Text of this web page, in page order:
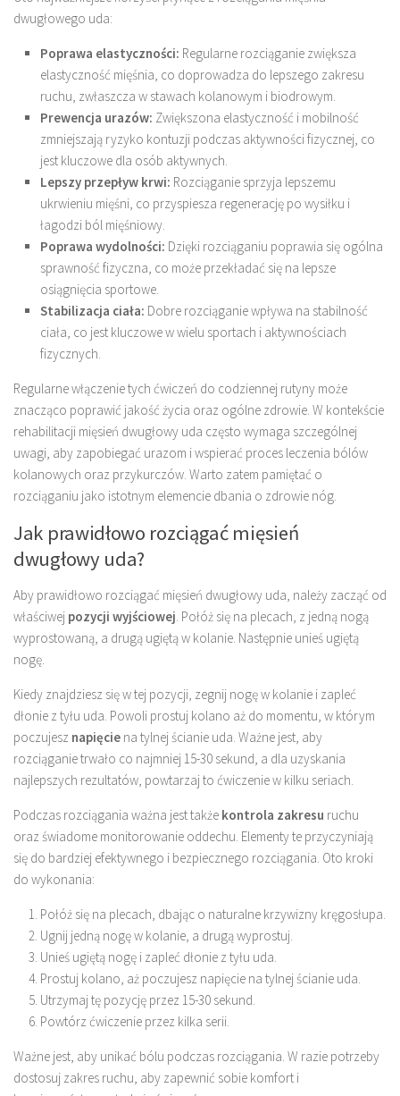
dwugłowego uda:
Poprawa elastyczności: Regularne rozciąganie zwiększa
elastyczność mięśnia, co doprowadza do lepszego zakresu
ruchu, zwłaszcza w stawach kolanowym i biodrowym.
Prewencja urazów: Zwiększona elastyczność i mobilność
zmniejszają ryzyko kontuzji podczas aktywności fizycznej, co
jest kluczowe dla osób aktywnych.
Lepszy przepływ krwi: Rozciąganie sprzyja lepszemu
ukrwieniu mięśni, co przyspiesza regenerację po wysiłku i
łagodzi ból mięśniowy.
Poprawa wydolności: Dzięki rozciąganiu poprawia się ogólna
sprawność fizyczna, co może przekładać się na lepsze
osiągnięcia sportowe.
Stabilizacja ciała: Dobre rozciąganie wpływa na stabilność
ciała, co jest kluczowe w wielu sportach i aktywnościach
fizycznych.
Regularne włączenie tych ćwiczeń do codziennej rutyny może
znacząco poprawić jakość życia oraz ogólne zdrowie. W kontekście
rehabilitacji mięsień dwugłowy uda często wymaga szczególnej
uwagi, aby zapobiegać urazom i wspierać proces leczenia bólów
kolanowych oraz przykurczów. Warto zatem pamiętać o
rozciąganiu jako istotnym elemencie dbania o zdrowie nóg.
Jak prawidłowo rozciągać mięsień
dwugłowy uda?
Aby prawidłowo rozciągać mięsień dwugłowy uda, należy zacząć od
właściwej pozycji wyjściowej. Połóż się na plecach, z jedną nogą
wyprostowaną, a drugą ugiętą w kolanie. Następnie unieś ugiętą
nogę.
Kiedy znajdziesz się w tej pozycji, zegnij nogę w kolanie i zapleć
dłonie z tyłu uda. Powoli prostuj kolano aż do momentu, w którym
poczujesz napięcie na tylnej ścianie uda. Ważne jest, aby
rozciąganie trwało co najmniej 15-30 sekund, a dla uzyskania
najlepszych rezultatów, powtarzaj to ćwiczenie w kilku seriach.
Podczas rozciągania ważna jest także kontrola zakresu ruchu
oraz świadome monitorowanie oddechu. Elementy te przyczyniają
się do bardziej efektywnego i bezpiecznego rozciągania. Oto kroki
do wykonania:
Połóż się na plecach, dbając o naturalne krzywizny kręgosłupa.
Ugnij jedną nogę w kolanie, a drugą wyprostuj.
Unieś ugiętą nogę i zapleć dłonie z tyłu uda.
Prostuj kolano, aż poczujesz napięcie na tylnej ścianie uda.
Utrzymaj tę pozycję przez 15-30 sekund.
Powtórz ćwiczenie przez kilka serii.
Ważne jest, aby unikać bólu podczas rozciągania. W razie potrzeby
dostosuj zakres ruchu, aby zapewnić sobie komfort i